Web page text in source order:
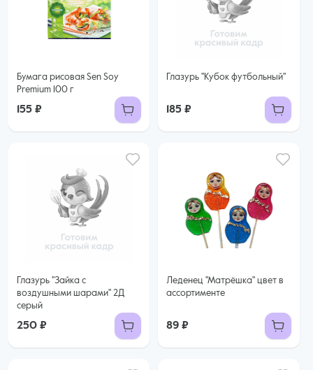
Бумага рисовая Sen Soy
Premium 100 г
155 ₽
Глазурь "Кубок футбольный"
185 ₽
Глазурь "Зайка с
воздушными шарами" 2Д
серый
250 ₽
Леденец "Матрёшка" цвет в
ассортименте
89 ₽